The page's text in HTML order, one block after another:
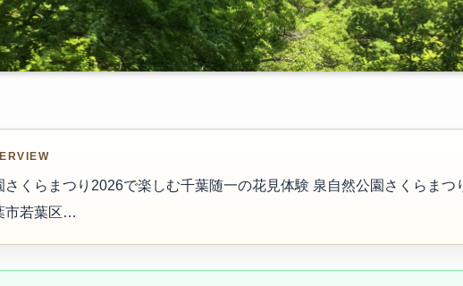
さくらまつり2026で楽しむ千葉随一の花見体験 泉自然公園さくらまつ
市若葉区…